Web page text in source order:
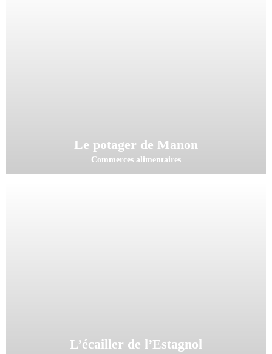
Le potager de Manon
Commerces alimentaires
L’écailler de l’Estagnol